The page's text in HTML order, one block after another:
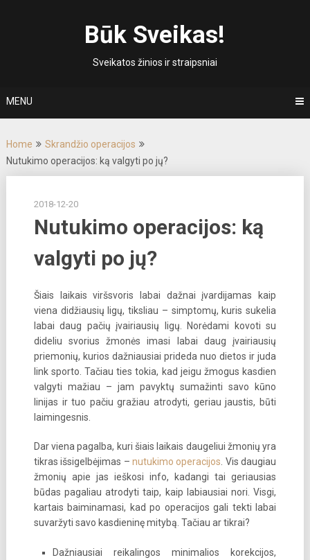
Būk Sveikas!
Sveikatos žinios ir straipsniai
MENU
Home
Skrandžio operacijos
Nutukimo operacijos: ką valgyti po jų?
2018-12-20
Nutukimo operacijos: ką
valgyti po jų?
Šiais laikais viršsvoris labai dažnai įvardijamas kaip
viena didžiausių ligų, tiksliau – simptomų, kuris sukelia
labai daug pačių įvairiausių ligų. Norėdami kovoti su
dideliu svorius žmonės imasi labai daug įvairiausių
priemonių, kurios dažniausiai prideda nuo dietos ir juda
link sporto. Tačiau ties tokia, kad jeigu žmogus kasdien
valgyti mažiau – jam pavyktų sumažinti savo kūno
linijas ir tuo pačiu gražiau atrodyti, geriau jaustis, būti
laimingesnis.
Dar viena pagalba, kuri šiais laikais daugeliui žmonių yra
tikras išsigelbėjimas – nutukimo operacijos . Vis daugiau
žmonių apie jas ieškosi info, kadangi tai geriausias
būdas pagaliau atrodyti taip, kaip labiausiai nori. Visgi,
kartais baiminamasi, kad po operacijos gali tekti labai
suvaržyti savo kasdieninę mitybą. Tačiau ar tikrai?
Dažniausiai reikalingos minimalios korekcijos,